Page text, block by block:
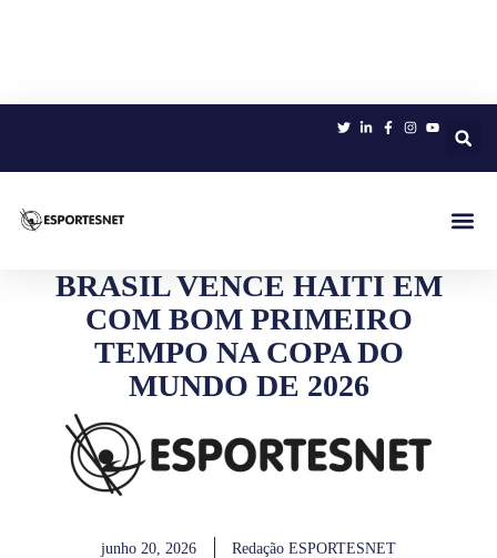
BRASIL VENCE HAITI EM
COM BOM PRIMEIRO
TEMPO NA COPA DO
MUNDO DE 2026
junho 20, 2026 Redação ESPORTESNET